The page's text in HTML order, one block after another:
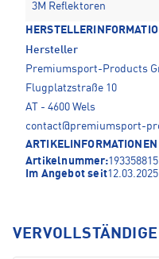
3M Reflektoren
Hersteller
Premiumsport-Products
Flugplatzstraße 10
AT - 4600 Wels
contact@premiumsport-
ARTIKELINFORMATIONEN
Artikelnummer:193358815
Im Angebot seit12.03.2025